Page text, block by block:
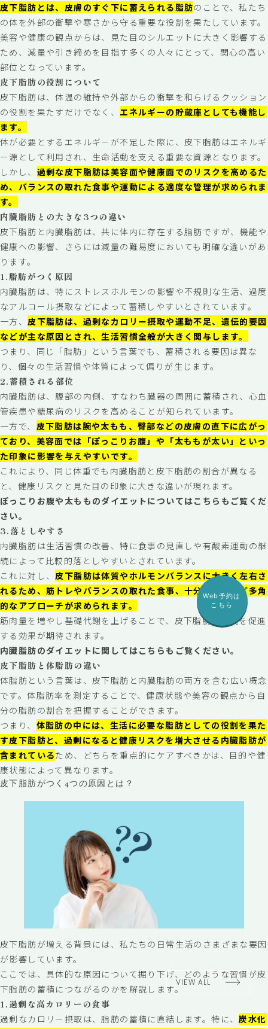
Web予約は
こちら
VIEW ALL
皮下脂肪とは、皮膚のすぐ下に蓄えられる脂肪のことで、私たち
の体を外部の衝撃や寒さから守る重要な役割を果たしています。
美容や健康の観点からは、見た目のシルエットに大きく影響する
ため、減量や引き締めを目指す多くの人々にとって、関心の高い
部位となっています。
皮下脂肪の役割について
皮下脂肪は、体温の維持や外部からの衝撃を和らげるクッション
の役割を果たすだけでなく、 エネルギーの貯蔵庫としても機能し
ます。
体が必要とするエネルギーが不足した際に、皮下脂肪はエネルギ
ー源として利用され、生命活動を支える重要な資源となります。
しかし、 過剰な皮下脂肪は美容面や健康面でのリスクを高めるた
め、バランスの取れた食事や運動による適度な管理が求められま
す。
内臓脂肪との大きな3つの違い
皮下脂肪と内臓脂肪は、共に体内に存在する脂肪ですが、機能や
健康への影響、さらには減量の難易度においても明確な違いがあ
ります。
1.脂肪がつく原因
内臓脂肪は、特にストレスホルモンの影響や不規則な生活、過度
なアルコール摂取などによって蓄積しやすいとされています。
一方、 皮下脂肪は、過剰なカロリー摂取や運動不足、遺伝的要因
などが主な原因とされ、生活習慣全般が大きく関与します。
つまり、同じ「脂肪」という言葉でも、蓄積される要因は異な
り、個々の生活習慣や体質によって偏りが生じます。
2.蓄積される部位
内臓脂肪は、腹部の内側、すなわち臓器の周囲に蓄積され、心血
管疾患や糖尿病のリスクを高めることが知られています。
一方で、 皮下脂肪は腕や太もも、臀部などの皮膚の直下に広がっ
ており、美容面では「ぽっこりお腹」や「太ももが太い」といっ
た印象に影響を与えやすいです。
これにより、同じ体重でも内臓脂肪と皮下脂肪の割合が異なる
と、健康リスクと見た目の印象に大きな違いが現れます。
ぽっこりお腹や太もものダイエットについてはこちらもご覧くだ
さい。
3.落としやすさ
内臓脂肪は生活習慣の改善、特に食事の見直しや有酸素運動の継
続によって比較的落としやすいとされています。
これに対し、 皮下脂肪は体質やホルモンバランスに大きく左右さ
れるため、筋トレやバランスの取れた食事、十分な休息など多角
的なアプローチが求められます。
筋肉量を増やし基礎代謝を上げることで、皮下脂肪の燃焼を促進
する効果が期待されます。
内臓脂肪のダイエットに関してはこちらもご覧ください。
皮下脂肪と体脂肪の違い
体脂肪という言葉は、皮下脂肪と内臓脂肪の両方を含む広い概念
です。体脂肪率を測定することで、健康状態や美容の観点から自
分の脂肪の割合を把握することができます。
つまり、 体脂肪の中には、生活に必要な脂肪としての役割を果た
す皮下脂肪と、過剰になると健康リスクを増大させる内臓脂肪が
含まれているため、どちらを重点的にケアすべきかは、目的や健
康状態によって異なります。
皮下脂肪がつく4つの原因とは？
皮下脂肪が増える背景には、私たちの日常生活のさまざまな要因
が影響しています。
ここでは、具体的な原因について掘り下げ、どのような習慣が皮
下脂肪の蓄積につながるのかを解説します。
1.過剰な高カロリーの食事
過剰なカロリー摂取は、脂肪の蓄積に直結します。特に、炭水化